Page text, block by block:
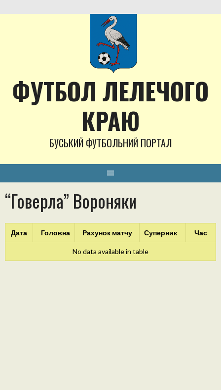
to
ФУТБОЛ ЛЕЛЕЧОГО
КРАЮ
БУСЬКИЙ ФУТБОЛЬНИЙ ПОРТАЛ
“Говерла” Вороняки
Дата Головна Рахунок матчу Суперник Час
No data available in table